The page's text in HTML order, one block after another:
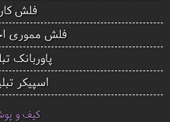
فلش
فلش مموری
پاوربانک
اسپیکر
کیف و